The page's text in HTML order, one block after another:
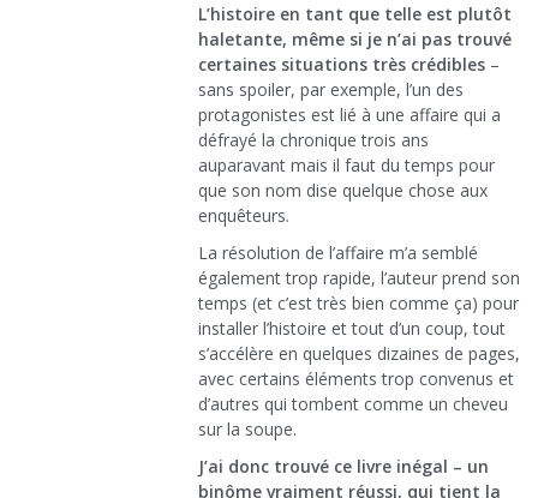
L’histoire en tant que telle est plutôt
haletante, même si je n’ai pas trouvé
certaines situations très crédibles –
sans spoiler, par exemple, l’un des
protagonistes est lié à une affaire qui a
défrayé la chronique trois ans
auparavant mais il faut du temps pour
que son nom dise quelque chose aux
enquêteurs.
La résolution de l’affaire m’a semblé
également trop rapide, l’auteur prend son
temps (et c’est très bien comme ça) pour
installer l’histoire et tout d’un coup, tout
s’accélère en quelques dizaines de pages,
avec certains éléments trop convenus et
d’autres qui tombent comme un cheveu
sur la soupe.
J’ai donc trouvé ce livre inégal – un
binôme vraiment réussi, qui tient la